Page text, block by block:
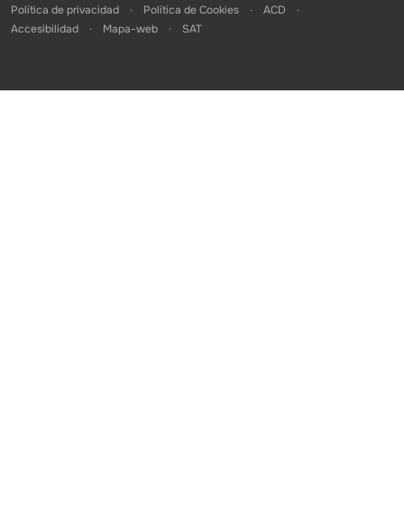
Política de privacidad
Política de Cookies
ACD
Accesibilidad
Mapa-web SAT